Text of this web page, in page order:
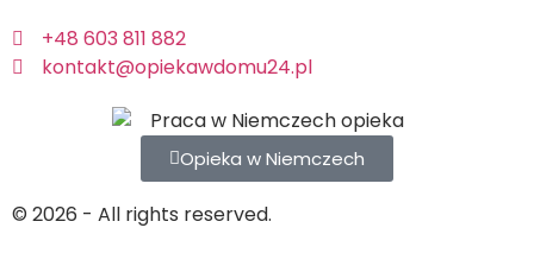
+48 603 811 882
kontakt@opiekawdomu24.pl
Opieka w Niemczech
© 2026 - All rights reserved.